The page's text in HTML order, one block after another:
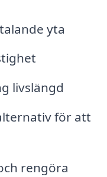
yta
livslängd
för att
rengöra